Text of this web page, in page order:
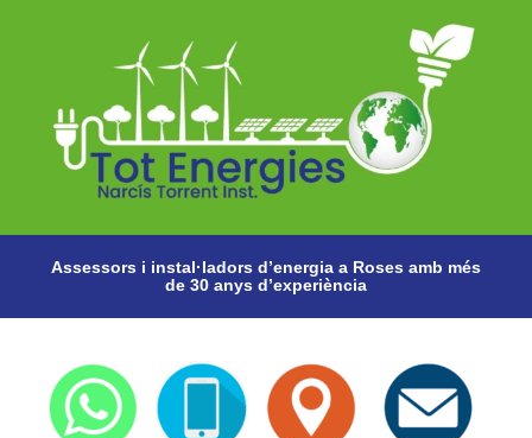
Assessors i instal·ladors d’energia a Roses amb més
de 30 anys d’experiència